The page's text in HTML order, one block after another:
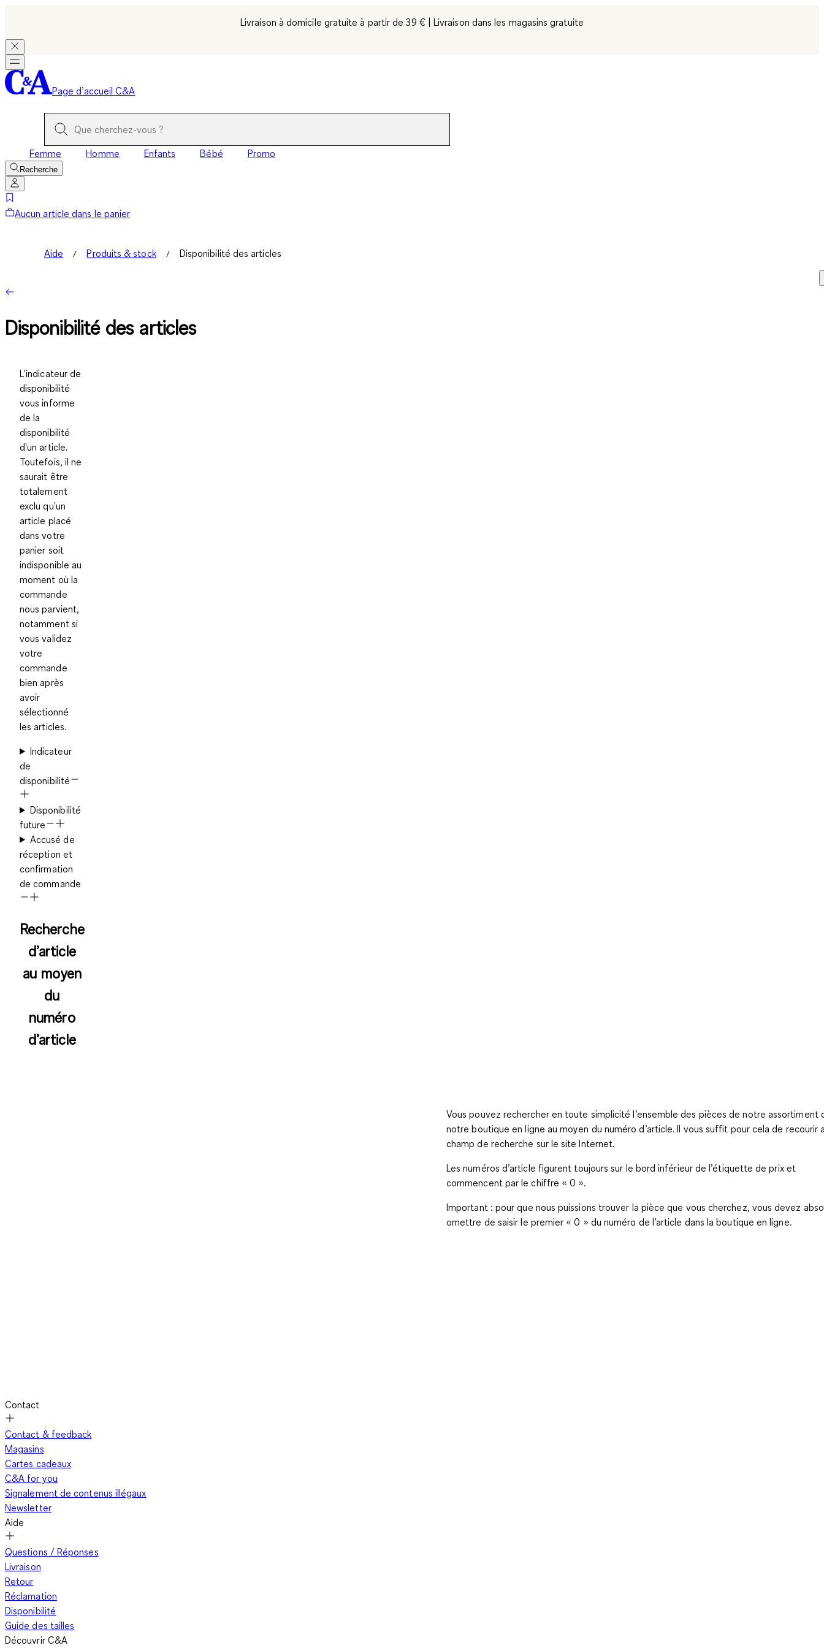
Livraison à domicile gratuite à partir de 39 € | Livraison dans les magasins gratuite
Page d’accueil C&A
Femme Homme Enfants Bébé Promo
Recherche
Aucun article dans le panier
Aide Produits & stock Disponibilité des articles
Disponibilité des articles
L'indicateur de
disponibilité
vous informe
de la
disponibilité
d'un article.
Toutefois, il ne
saurait être
totalement
exclu qu'un
article placé
dans votre
panier soit
indisponible au
moment où la
commande
nous parvient,
notamment si
vous validez
votre
commande
bien après
avoir
sélectionné
les articles.
Indicateur
de
disponibilité
Disponibilité
future
Accusé de
réception et
confirmation
de commande
Recherche
d’article
au moyen
du
numéro
d’article
Vous pouvez rechercher en toute simplicité l’ensemble des pièces de notre assortiment
notre boutique en ligne au moyen du numéro d’article. Il vous suffit pour cela de recourir
champ de recherche sur le site Internet.
Les numéros d’article figurent toujours sur le bord inférieur de l’étiquette de prix et
commencent par le chiffre « 0 ».
Important : pour que nous puissions trouver la pièce que vous cherchez, vous devez
omettre de saisir le premier « 0 » du numéro de l’article dans la boutique en ligne.
Contact
Contact & feedback
Magasins
Cartes cadeaux
C&A for you
Signalement de contenus illégaux
Newsletter
Aide
Questions / Réponses
Livraison
Retour
Réclamation
Disponibilité
Guide des tailles
Découvrir C&A